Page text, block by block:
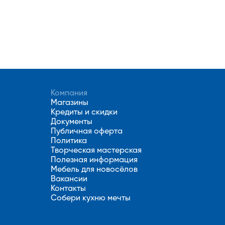
Компания
Магазины
Кредиты и скидки
Документы
Публичная оферта
Политика
Творческая мастерская
Полезная информация
Мебель для новосёлов
Вакансии
Контакты
Собери кухню мечты